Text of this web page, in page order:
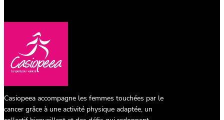
Casiopeea accompagne les femmes touchées par le
cancer grâce à une activité physique adaptée, un